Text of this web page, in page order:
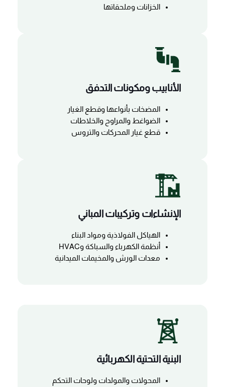
الخزانات وملحقاتها
الأنابيب ومكونات التدفق
المضخات بأنواعها وقطع الغيار
الضواغط والمراوح والخلاطات
قطع غيار المحركات والتروس
الإنشاءات وتركيبات المباني
الهياكل الفولاذية ومواد البناء
أنظمة الكهرباء والسباكة وHVAC
معدات الورش والمخيمات الميدانية
البنية التحتية الكهربائية
المحولات والمولدات ولوحات التحكم